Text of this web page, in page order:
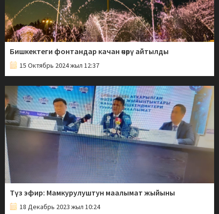
Бишкектеги фонтандар качан өчөрү айтылды
15 Октябрь 2024 жыл 12:37
Түз эфир: Мамкурулуштун маалымат жыйыны
18 Декабрь 2023 жыл 10:24